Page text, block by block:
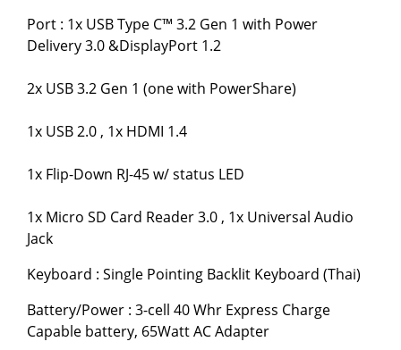
Port : 1x USB Type C™ 3.2 Gen 1 with Power
Delivery 3.0 &DisplayPort 1.2
2x USB 3.2 Gen 1 (one with PowerShare)
1x USB 2.0 , 1x HDMI 1.4
1x Flip-Down RJ-45 w/ status LED
1x Micro SD Card Reader 3.0 , 1x Universal Audio
Jack
Keyboard : Single Pointing Backlit Keyboard (Thai)
Battery/Power : 3-cell 40 Whr Express Charge
Capable battery, 65Watt AC Adapter